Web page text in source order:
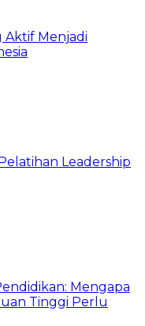
Aktif Menjadi
Leadership
Mengapa
Tinggi Perlu